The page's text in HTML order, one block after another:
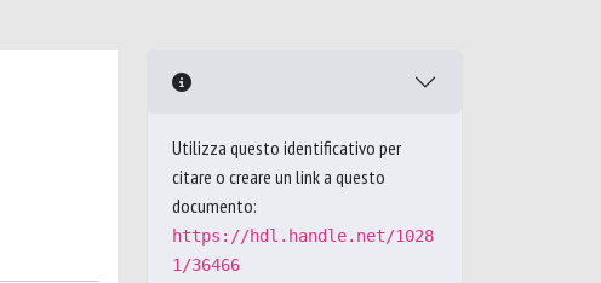
Utilizza questo identificativo per
citare o creare un link a questo
documento:
https://hdl.handle.net/1028
1/36466